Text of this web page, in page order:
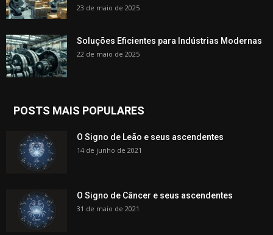
23 de maio de 2025
Soluções Eficientes para Indústrias Modernas
22 de maio de 2025
POSTS MAIS POPULARES
O Signo de Leão e seus ascendentes
14 de junho de 2021
O Signo de Câncer e seus ascendentes
31 de maio de 2021